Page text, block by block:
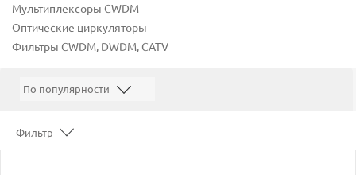
Мультиплексоры CWDM
Оптические циркуляторы
Фильтры CWDM, DWDM, CATV
Фильтр